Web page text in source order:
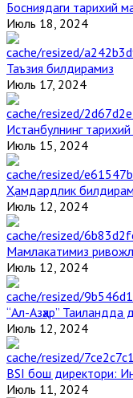
Босниядаги тарихий
Июль 18, 2024
Таъзия билдирамиз
Июль 17, 2024
Истанбулнинг
Июль 15, 2024
Ҳамдардлик
Июль 12, 2024
Мамлакатимиз
Июль 12, 2024
“Ал-Азҳар”
Июль 12, 2024
BSI бош директори:
Июль 11, 2024